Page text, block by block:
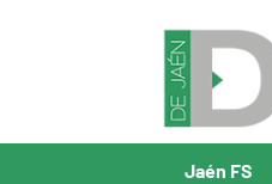
Jaén FS